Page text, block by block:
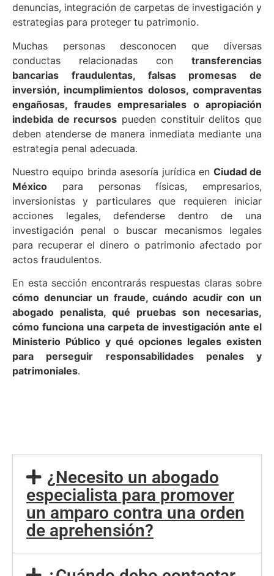
denuncias, integración de carpetas de investigación y
estrategias para proteger tu patrimonio.
Muchas personas desconocen que diversas
conductas relacionadas con transferencias
bancarias fraudulentas, falsas promesas de
inversión, incumplimientos dolosos, compraventas
engañosas, fraudes empresariales o apropiación
indebida de recursos pueden constituir delitos que
deben atenderse de manera inmediata mediante una
estrategia penal adecuada.
Nuestro equipo brinda asesoría jurídica en Ciudad de
México para personas físicas, empresarios,
inversionistas y particulares que requieren iniciar
acciones legales, defenderse dentro de una
investigación penal o buscar mecanismos legales
para recuperar el dinero o patrimonio afectado por
actos fraudulentos.
En esta sección encontrarás respuestas claras sobre
cómo denunciar un fraude, cuándo acudir con un
abogado penalista, qué pruebas son necesarias,
cómo funciona una carpeta de investigación ante el
Ministerio Público y qué opciones legales existen
para perseguir responsabilidades penales y
patrimoniales.
¿Necesito un abogado
especialista para promover
un amparo contra una orden
de aprehensión?